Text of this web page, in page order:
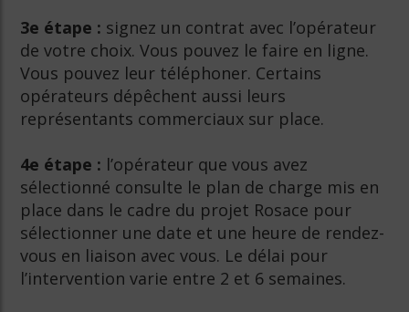
3e étape : signez un contrat avec l’opérateur
de votre choix. Vous pouvez le faire en ligne.
Vous pouvez leur téléphoner. Certains
opérateurs dépêchent aussi leurs
représentants commerciaux sur place.
4e étape : l’opérateur que vous avez
sélectionné consulte le plan de charge mis en
place dans le cadre du projet Rosace pour
sélectionner une date et une heure de rendez-
vous en liaison avec vous. Le délai pour
l’intervention varie entre 2 et 6 semaines.